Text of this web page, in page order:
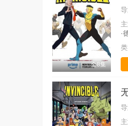
全8集
导
·
导